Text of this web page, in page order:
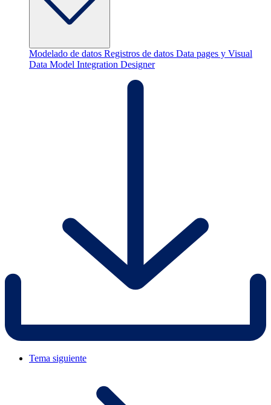
Modelado de datos Registros de datos Data pages y Visual
Data Model Integration Designer
Tema siguiente